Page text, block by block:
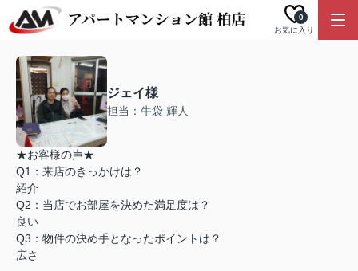
お気に入り
0
ジェイ様
担当：牛袋 輝人
★お客様の声★
Q1：来店のきっかけは？
紹介
Q2：当店でお部屋を決めた満足度は？
良い
Q3：物件の決め手となったポイントは？
広さ